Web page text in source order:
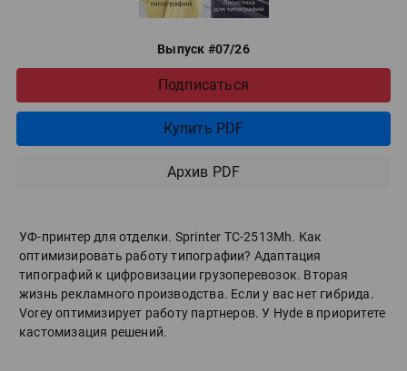
Выпуск #07/26
Подписаться
Купить PDF
Архив PDF
УФ-принтер для отделки. Sprinter ТС-2513Mh. Как
оптимизировать работу типографии? Адаптация
типографий к цифровизации грузоперевозок. Вторая
жизнь рекламного производства. Если у вас нет гибрида.
Vorey оптимизирует работу партнеров. У Hyde в приоритете
кастомизация решений.